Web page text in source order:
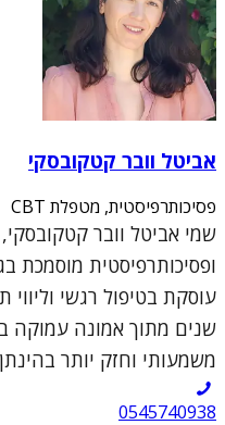
אביטל וובר קטקובסקי
פסיכותרפיסטית, מטפלת CBT
שנים מתוך אמונה עמוקה
משמעותי וחזק יותר
0545740938